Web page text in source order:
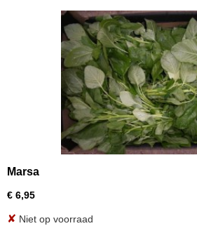
Marsa
€ 6,95
✘ Niet op voorraad